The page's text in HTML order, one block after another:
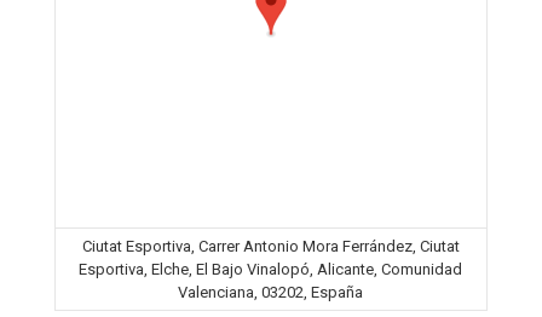
Ciutat Esportiva, Carrer Antonio Mora Ferrández, Ciutat
Esportiva, Elche, El Bajo Vinalopó, Alicante, Comunidad
Valenciana, 03202, España